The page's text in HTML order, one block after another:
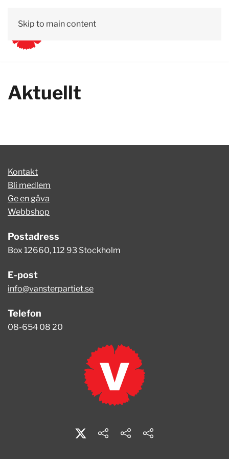
Skip to main content
Aktuellt
Kontakt
Bli medlem
Ge en gåva
Webbshop
Postadress
Box 12660, 112 93 Stockholm
E-post
info@vansterpartiet.se
Telefon
08-654 08 20